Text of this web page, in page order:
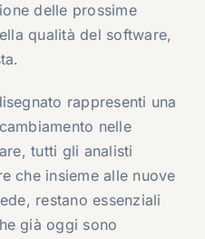
delle prossime
qualità del software,
rappresenti una
nelle
tutti gli analisti
che insieme alle nuove
restano essenziali
già oggi sono